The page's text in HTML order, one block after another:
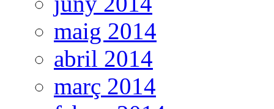
maig 2014
abril 2014
març 2014